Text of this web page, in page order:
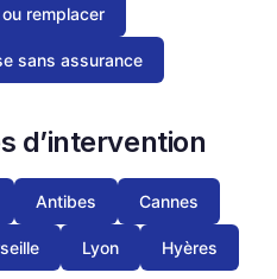
remplacer
sans assurance
d’intervention
Antibes Cannes
Lyon Hyères